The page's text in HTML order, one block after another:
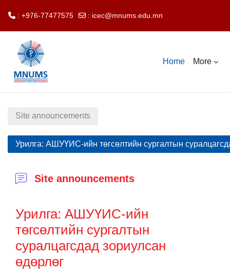
: +976-77477575 : icec@mnums.edu.mn
Home More
Site announcements
Урилга: АШУҮИС-ийн төгсөлтийн сургалтын
Site announcements
Урилга: АШУҮИС-ийн
төгсөлтийн сургалтын
суралцагсдад зориулсан
өдөрлөг